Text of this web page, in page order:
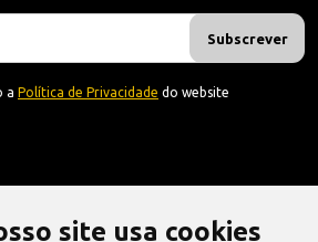
site usa cookies
Subscrever
a Política de Privacidade do website